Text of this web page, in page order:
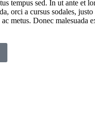
tempus sed. In ut ante et
orci a cursus sodales,
metus. Donec malesuada